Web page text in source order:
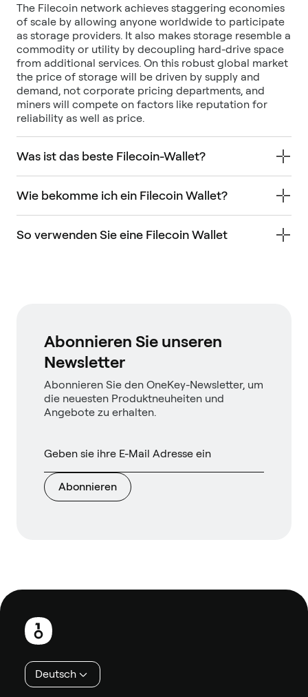
The Filecoin network achieves staggering economies
of scale by allowing anyone worldwide to participate
as storage providers. It also makes storage resemble a
commodity or utility by decoupling hard-drive space
from additional services. On this robust global market
the price of storage will be driven by supply and
demand, not corporate pricing departments, and
miners will compete on factors like reputation for
reliability as well as price.
Was ist das beste Filecoin-Wallet?
Wie bekomme ich ein Filecoin Wallet?
So verwenden Sie eine Filecoin Wallet
Abonnieren Sie unseren
Newsletter
Abonnieren Sie den OneKey-Newsletter, um
die neuesten Produktneuheiten und
Angebote zu erhalten.
Abonnieren
Fußzeile
Deutsch